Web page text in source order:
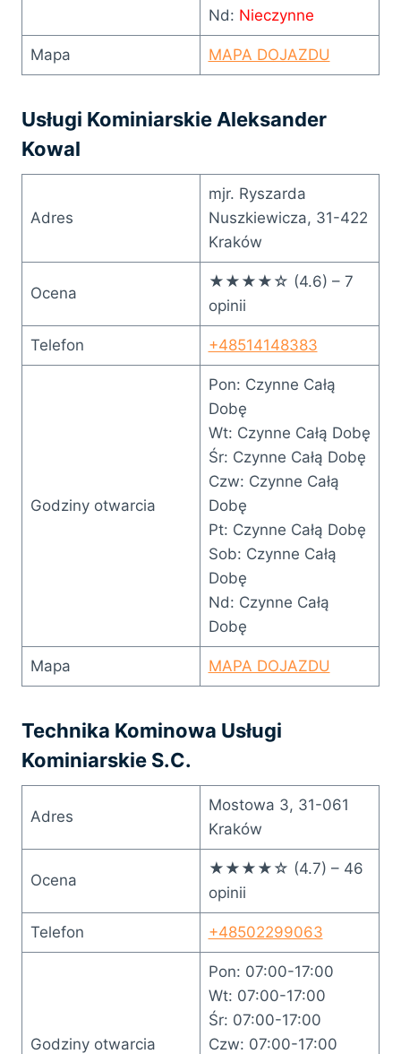
Nd: Nieczynne
Mapa MAPA DOJAZDU
Usługi Kominiarskie Aleksander
Kowal
Adres
mjr. Ryszarda
Nuszkiewicza, 31-422
Kraków
Ocena
★★★★☆ (4.6) – 7
opinii
Telefon +48514148383
Godziny otwarcia
Pon: Czynne Całą
Dobę
Wt: Czynne Całą Dobę
Śr: Czynne Całą Dobę
Czw: Czynne Całą
Dobę
Pt: Czynne Całą Dobę
Sob: Czynne Całą
Dobę
Nd: Czynne Całą
Dobę
Mapa MAPA DOJAZDU
Technika Kominowa Usługi
Kominiarskie S.C.
Adres
Mostowa 3, 31-061
Kraków
Ocena
★★★★☆ (4.7) – 46
opinii
Telefon +48502299063
Godziny otwarcia
Pon: 07:00-17:00
Wt: 07:00-17:00
Śr: 07:00-17:00
Czw: 07:00-17:00